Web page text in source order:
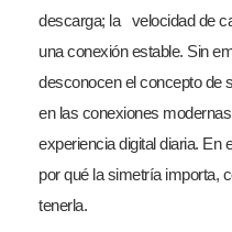
descarga; la velocidad de
una conexión estable. Sin
desconocen el concepto de
en las conexiones
experiencia digital diaria. En
por qué la simetría importa,
tenerla.